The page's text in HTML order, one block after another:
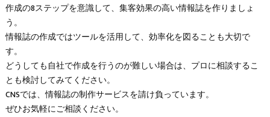
作成の8ステップを意識して、集客効果の高い情報誌を作りましょ
う。
情報誌の作成ではツールを活用して、効率化を図ることも大切で
す。
どうしても自社で作成を行うのが難しい場合は、プロに相談するこ
とも検討してみてください。
CNSでは、情報誌の制作サービスを請け負っています。
ぜひお気軽にご相談ください。